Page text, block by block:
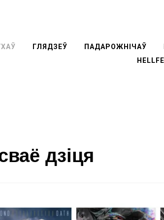
Перейти
ГЛЯДЗЕЎ ПАДАРОЖНІЧАЎ
дзіця